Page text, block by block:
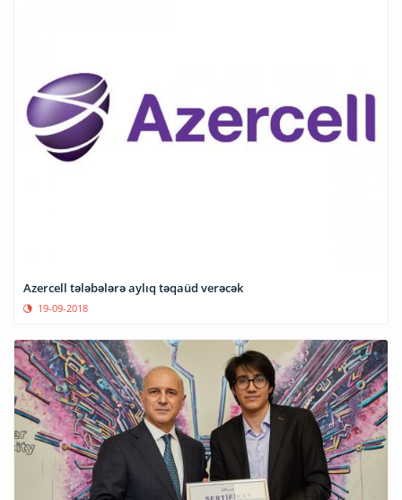
Azercell tələbələrə aylıq təqaüd verəcək
19-09-2018